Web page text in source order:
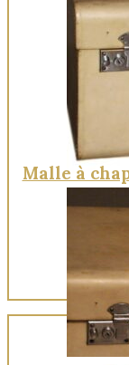
Malle à